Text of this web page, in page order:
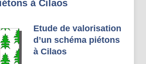
à Cilaos
Etude de valorisation
d’un schéma piétons
à Cilaos